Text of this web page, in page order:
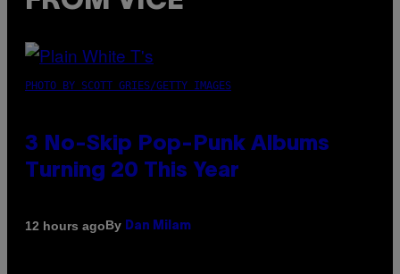
PHOTO BY SCOTT GRIES/GETTY IMAGES
3 No-Skip Pop-Punk Albums
Turning 20 This Year
12 hours agoBy Dan Milam